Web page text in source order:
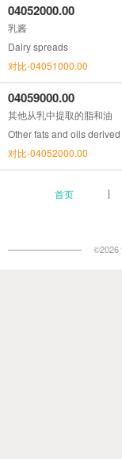
04052000.00
乳酱
Dairy spreads
对比-04051000.00
04059000.00
其他从乳中提取的脂和油
Other fats and oils
对比-04052000.00
首页
©2026